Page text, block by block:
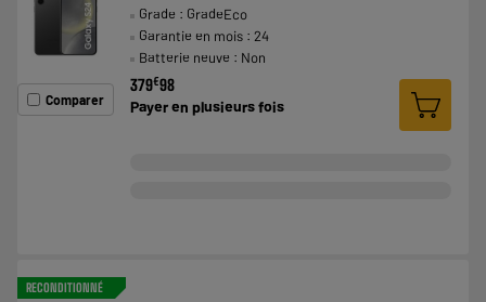
Comparer
Grade : GradeEco
Garantie en mois : 24
Batterie neuve : Non
379€98
Payer en plusieurs fois
RECONDITIONNÉ